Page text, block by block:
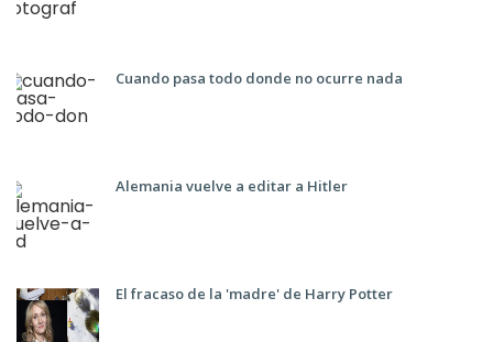
Cuando pasa todo donde no ocurre nada
Alemania vuelve a editar a Hitler
El fracaso de la 'madre' de Harry Potter